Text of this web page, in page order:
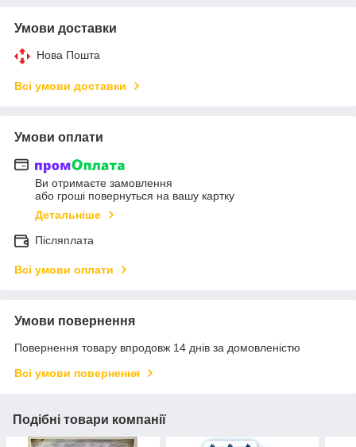
Умови доставки
Нова Пошта
Всі умови доставки
Умови оплати
Ви отримаєте замовлення
або гроші повернуться на вашу картку
Детальніше
Післяплата
Всі умови оплати
Умови повернення
Повернення товару впродовж 14 днів за домовленістю
Всі умови повернення
Подібні товари компанії